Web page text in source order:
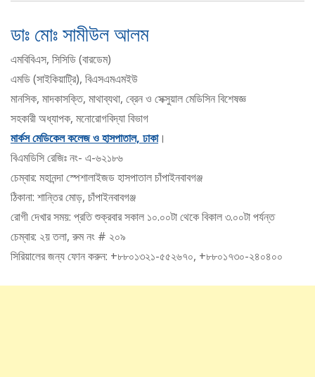
ডাঃ মোঃ সামীউল আলম
এমবিবিএস, সিসিডি (বারডেম)
এমডি (সাইকিয়াট্রি), বিএসএমএমইউ
মানসিক, মাদকাসক্তি, মাথাব্যথা, ব্রেন ও সেক্সুয়াল মেডিসিন বিশেষজ্ঞ
সহকারী অধ্যাপক, মনোরোগবিদ্যা বিভাগ
মার্কস মেডিকেল কলেজ ও হাসপাতাল, ঢাকা।
বিএমডিসি রেজিঃ নং- এ-৬২১৮৬
চেম্বার: মহানন্দা স্পেশালাইজড হাসপাতাল চাঁপাইনবাবগঞ্জ
ঠিকানা: শান্তির মোড়, চাঁপাইনবাবগঞ্জ
রোগী দেখার সময়: প্রতি শুক্রবার সকাল ১০.০০টা থেকে বিকাল ৩.০০টা পর্যন্ত
চেম্বার: ২য় তলা, রুম নং # ২০৯
সিরিয়ালের জন্য ফোন করুন: +৮৮০১৩২১-৫৫২৬৭০, +৮৮০১৭৩০-২৪০৪০০